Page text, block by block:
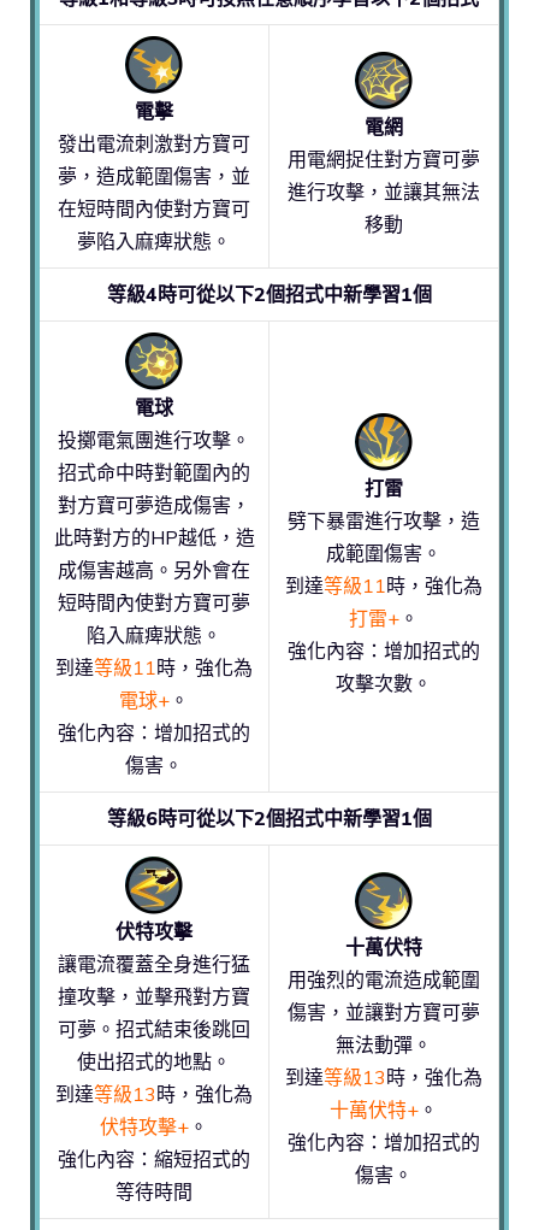
電擊
發出電流刺激對方寶可
夢，造成範圍傷害，並
在短時間內使對方寶可
夢陷入麻痺狀態。
電網
用電網捉住對方寶可夢
進行攻擊，並讓其無法
移動
等級4時可從以下2個招式中新學習1個
電球
投擲電氣團進行攻擊。
招式命中時對範圍內的
對方寶可夢造成傷害，
此時對方的HP越低，造
成傷害越高。另外會在
短時間內使對方寶可夢
陷入麻痺狀態。
到達等級11 時，強化為
電球+ 。
強化內容：增加招式的
傷害。
打雷
劈下暴雷進行攻擊，造
成範圍傷害。
到達等級11 時，強化為
打雷+ 。
強化內容：增加招式的
攻擊次數。
等級6時可從以下2個招式中新學習1個
伏特攻擊
讓電流覆蓋全身進行猛
撞攻擊，並擊飛對方寶
可夢。招式結束後跳回
使出招式的地點。
到達等級13時，強化為
伏特攻擊+ 。
強化內容：縮短招式的
等待時間
十萬伏特
用強烈的電流造成範圍
傷害，並讓對方寶可夢
無法動彈。
到達等級13時，強化為
十萬伏特+ 。
強化內容：增加招式的
傷害。